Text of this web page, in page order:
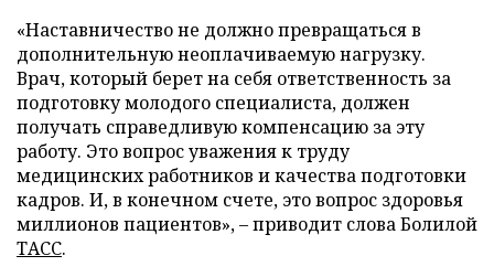
«Наставничество не должно превращаться в
дополнительную неоплачиваемую нагрузку.
Врач, который берет на себя ответственность за
подготовку молодого специалиста, должен
получать справедливую компенсацию за эту
работу. Это вопрос уважения к труду
медицинских работников и качества подготовки
кадров. И, в конечном счете, это вопрос здоровья
миллионов пациентов», – приводит слова Болилой
ТАСС.